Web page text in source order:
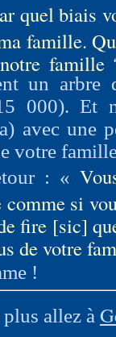
quel biais
famille.
un arbre
000). Et
avec
votre
: «
comme si
fire [sic]
de votre
!
allez à